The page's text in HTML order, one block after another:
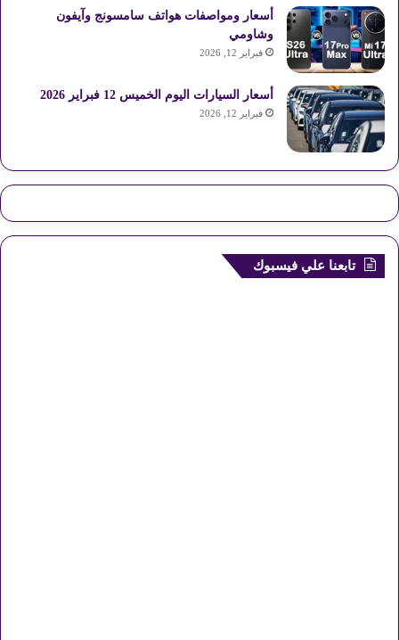
أسعار ومواصفات هواتف سامسونج وآيفون
وشاومي
فبراير 12, 2026
أسعار السيارات اليوم الخميس 12 فبراير 2026
فبراير 12, 2026
تابعنا علي فيسبوك